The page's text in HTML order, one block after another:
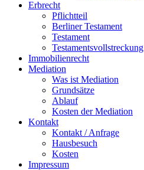
Erbrecht
Pflichtteil
Berliner Testament
Testament
Testamentsvollstreckung
Immobilienrecht
Mediation
Was ist Mediation
Grundsätze
Ablauf
Kosten der Mediation
Kontakt
Kontakt / Anfrage
Hausbesuch
Kosten
Impressum